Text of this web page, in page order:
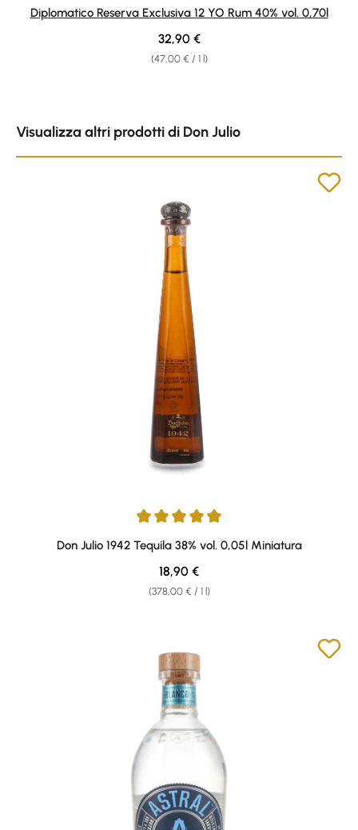
Average rating of 4.9 out of 5 stars
Diplomatico Reserva Exclusiva 12 YO Rum 40% vol. 0,70l
(47,00 € / 1 l)
Regular price:
32,90 €
Visualizza altri prodotti di Don Julio
Average rating of 5 out of 5 stars
Don Julio 1942 Tequila 38% vol. 0,05l Miniatura
(378,00 € / 1 l)
Regular price:
18,90 €